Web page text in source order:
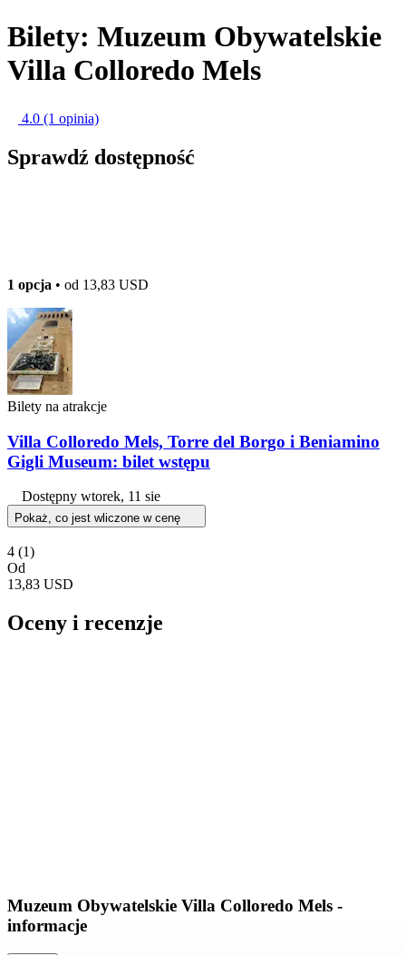
Bilety: Muzeum Obywatelskie
Villa Colloredo Mels
4.0 (1 opinia)
Sprawdź dostępność
1 opcja • od 13,83 USD
Bilety na atrakcje
Villa Colloredo Mels, Torre del Borgo i Beniamino
Gigli Museum: bilet wstępu
Dostępny wtorek, 11 sie
Pokaż, co jest wliczone w cenę
4 (1)
Od
13,83 USD
Oceny i recenzje
Muzeum Obywatelskie Villa Colloredo Mels -
informacje